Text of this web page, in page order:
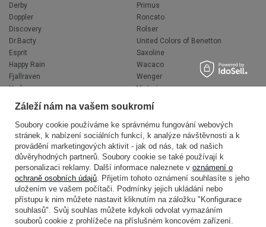
Derby
Doppler
Discovery
Dr.Bacty
Esprit
Happy Rain
Fjallraven
Hedgren
Jeep
Knirps
LEGO
National Geographic
Ogio
Primus
Roncato
Rolser
United Colors of Benetton
Saxoline
Wacaco
Wenger
Victorinox
XD Design
Zojirushi
Muitomas
FLYNKA
VANS
Záleží nám na vašem soukromí
Soubory cookie používáme ke správnému fungování webových
stránek, k nabízení sociálních funkcí, k analýze návštěvnosti a k
provádění marketingových aktivit - jak od nás, tak od našich
důvěryhodných partnerů. Soubory cookie se také používají k
personalizaci reklamy. Další informace naleznete v oznámení o
ochraně osobních údajů. Přijetím tohoto oznámení souhlasíte s jeho
uložením ve vašem počítači. Podmínky jejich ukládání nebo
přístupu k nim můžete nastavit kliknutím na záložku "Konfigurace
souhlasů". Svůj souhlas můžete kdykoli odvolat vymazáním
souborů cookie z prohlížeče na příslušném koncovém zařízení.